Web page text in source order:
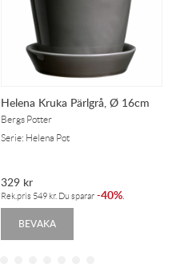
Helena Kruka Pärlgrå, Ø 16cm
Bergs Potter
Serie: Helena Pot
329 kr
Rek.pris 549 kr. Du sparar -40%
BEVAKA